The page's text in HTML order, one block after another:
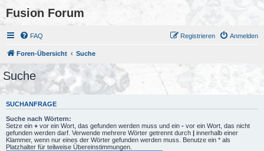
Fusion Forum
FAQ Anmelden
Registrieren
Foren-Übersicht Suche
Suche
SUCHANFRAGE
Suche nach Wörtern:
Setze ein + vor ein Wort, das gefunden werden muss und ein - vor ein Wort, das nicht
gefunden werden darf. Verwende mehrere Wörter getrennt durch | innerhalb einer
Klammer, wenn nur eines der Wörter gefunden werden muss. Benutze ein * als
Platzhalter für teilweise Übereinstimmungen.